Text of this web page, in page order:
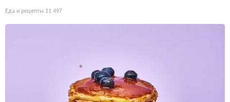
Еда и рецепты 11 497